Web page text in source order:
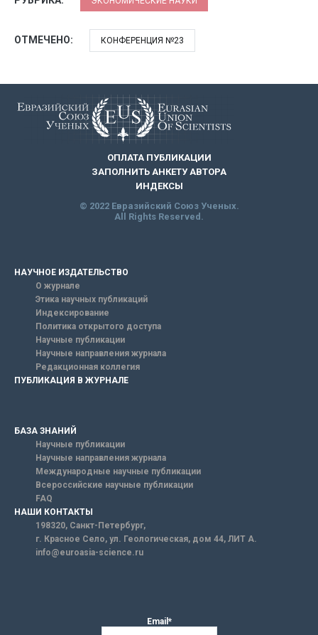
ОТМЕЧЕНО: КОНФЕРЕНЦИЯ №23
ОПЛАТА ПУБЛИКАЦИИ
ЗАПОЛНИТЬ АНКЕТУ АВТОРА
ИНДЕКСЫ
© 2022 Евразийский Союз Ученых.
All Rights Reserved.
НАУЧНОЕ ИЗДАТЕЛЬСТВО
О журнале
Этика научных публикаций
Индексирование
Политика открытого доступа
Научные публикации
Научные направления журнала
Редакционная коллегия
ПУБЛИКАЦИЯ В ЖУРНАЛЕ
БАЗА ЗНАНИЙ
Научные публикации
Научные направления журнала
Международные научные публикации
Всероссийские научные публикации
FAQ
НАШИ КОНТАКТЫ
198320, Санкт-Петербург,
г. Красное Село, ул. Геологическая, дом 44, ЛИТ А.
info@euroasia-science.ru
Email*